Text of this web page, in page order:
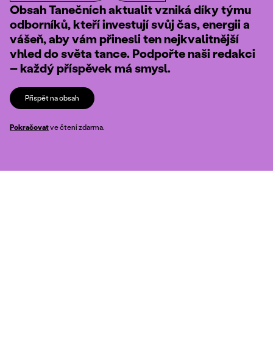
Obsah Tanečních aktualit vzniká díky týmu
odborníků, kteří investují svůj čas, energii a
vášeň, aby vám přinesli ten nejkvalitnější
vhled do světa tance. Podpořte naši redakci
– každý příspěvek má smysl.
Přispět na obsah
Pokračovatve čtení zdarma.